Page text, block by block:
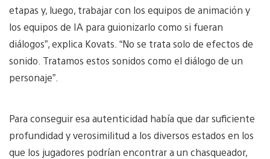
etapas y, luego, trabajar con los equipos de animación y
los equipos de IA para guionizarlo como si fueran
diálogos”, explica Kovats. “No se trata solo de efectos de
sonido. Tratamos estos sonidos como el diálogo de un
personaje”.
Para conseguir esa autenticidad había que dar suficiente
profundidad y verosimilitud a los diversos estados en los
que los jugadores podrían encontrar a un chasqueador,